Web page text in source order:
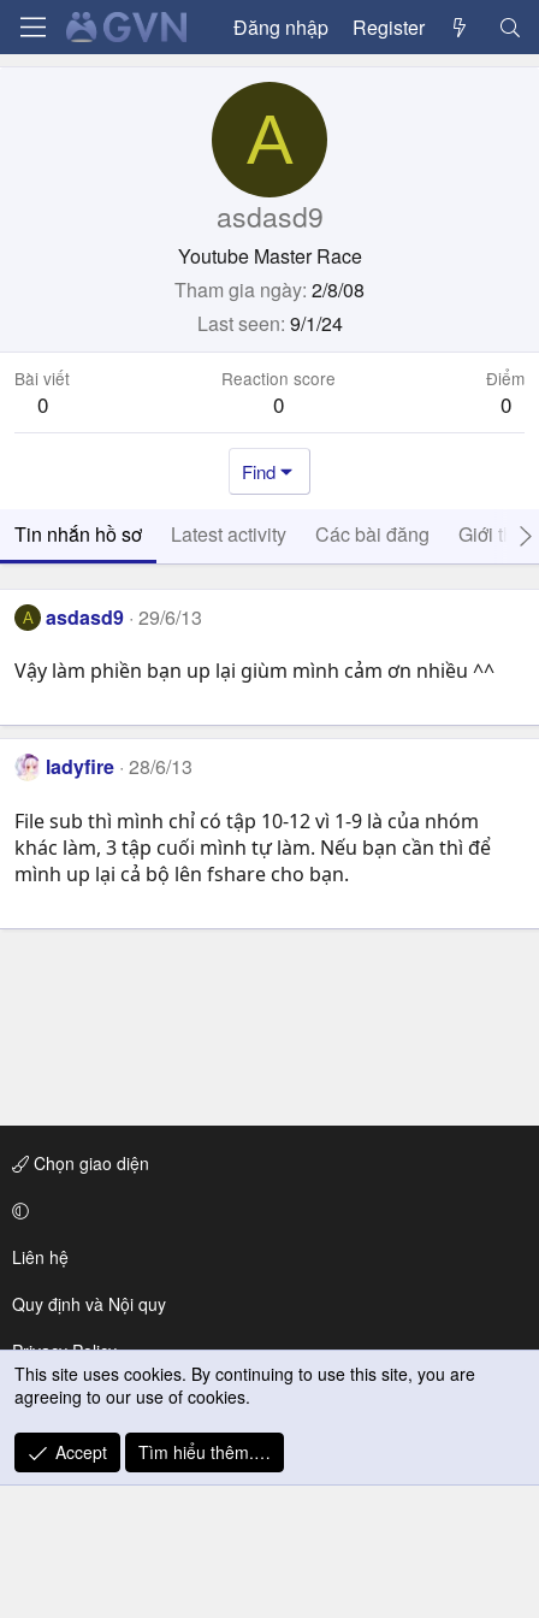
Đăng nhập Register
A
asdasd9
Youtube Master Race
Tham gia ngày 2/8/08
Last seen 9/1/24
Bài viết
0
Reaction score
0
Điểm
0
Find
Tin nhắn hồ sơ Latest activity Các bài đăng Giới thiệu
A asdasd9 29/6/13
Vậy làm phiền bạn up lại giùm mình cảm ơn nhiều ^^
ladyfire 28/6/13
File sub thì mình chỉ có tập 10-12 vì 1-9 là của nhóm
khác làm, 3 tập cuối mình tự làm. Nếu bạn cần thì để
mình up lại cả bộ lên fshare cho bạn.
Chọn giao diện
Liên hệ
Quy định và Nội quy
Privacy Policy
Trợ giúp
R
S
This site uses cookies. By continuing to use this site, you are
agreeing to our use of cookies.
Accept Tìm hiểu thêm.…